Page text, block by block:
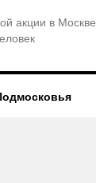
акции в Москве